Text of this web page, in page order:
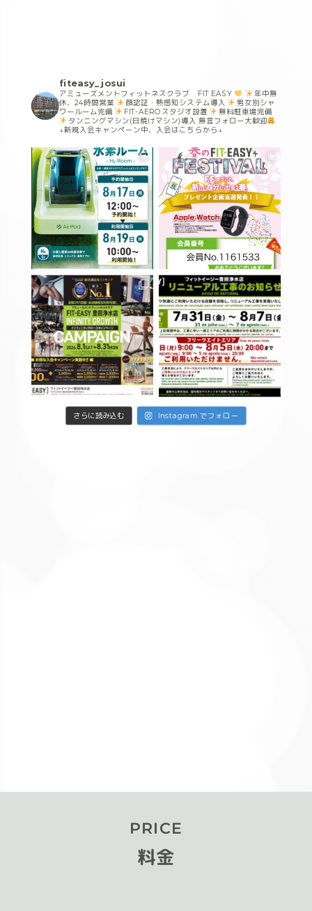
fiteasy_josui
アミューズメントフィットネスクラブ FIT EASY 年中無
休、24時間営業 顔認証・熱感知システム導入 男女別シャ
ワールーム完備 FIT-AEROスタジオ設置 無料駐車場完備
タンニングマシン(日焼けマシン)導入 無言フォロー大歓迎
↓新規入会キャンペーン中、入会はこちらから↓
さらに読み込む Instagram でフォロー
PRICE
料金